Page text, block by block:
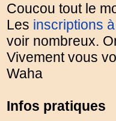
Coucou tout le
Les inscriptions
voir nombreux.
Vivement vous
Waha
Infos pratiques